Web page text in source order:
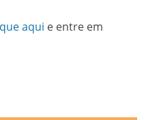
aqui e entre em